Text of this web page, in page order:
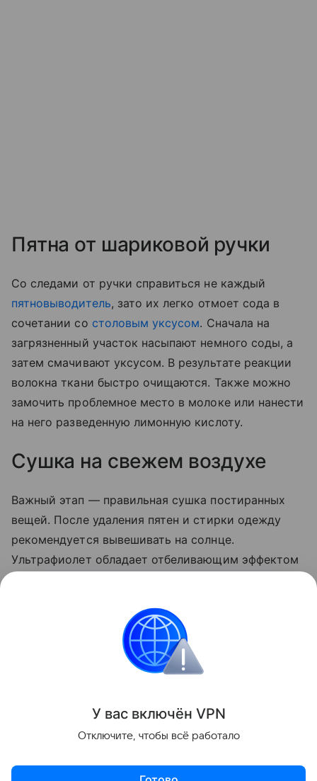
Пятна от шариковой ручки
Со следами от ручки справиться не каждый
пятновыводитель, зато их легко отмоет сода в
сочетании со столовым уксусом. Сначала на
загрязненный участок насыпают немного соды, а
затем смачивают уксусом. В результате реакции
волокна ткани быстро очищаются. Также можно
замочить проблемное место в молоке или нанести
на него разведенную лимонную кислоту.
Сушка на свежем воздухе
Важный этап — правильная сушка постиранных
вещей. После удаления пятен и стирки одежду
рекомендуется вывешивать на солнце.
Ультрафиолет обладает отбеливающим эффектом
того, сушка на свежем воздухе предотвращает
появление неприятного затхлого запаха.
У вас включён VPN
Отключите, чтобы всё работало